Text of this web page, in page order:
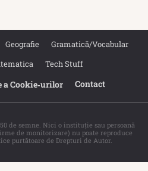
Geografie
Gramatică/Vocabular
Tech Stuff
Cookie‐urilor Contact
de semne. Nici o instituţie sau persoană
de monitorizare) nu poate reproduce
purtătoare de Drepturi de Autor.